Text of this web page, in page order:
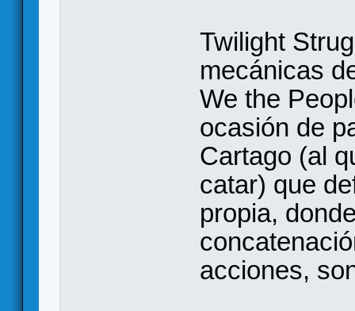
Twilight
mecánicas
We the
ocasión de
Cartago (al
catar) que
propia,
acciones,